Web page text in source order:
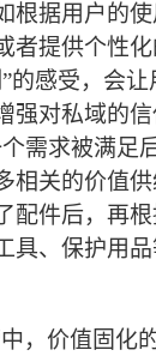
根据用户的
者提供个性
的感受，会
强对私域的
需求被满足
相关的价值
配件后，再
具、保护用
，价值固化